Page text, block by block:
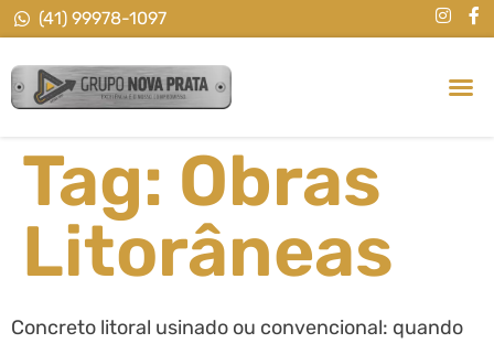
(41) 99978-1097
Tag: Obras
Litorâneas
Concreto litoral usinado ou convencional: quando